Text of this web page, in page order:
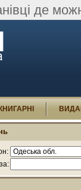
де
КНИГАРНІ